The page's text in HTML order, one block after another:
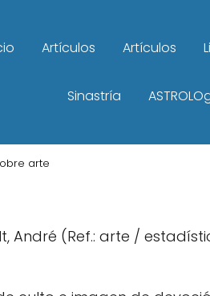
Artículos Artículos
Sinastría
arte
André (Ref.: arte /